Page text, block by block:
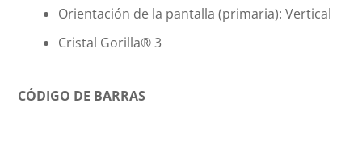
Orientación de la pantalla (primaria): Vertical
Cristal Gorilla® 3
CÓDIGO DE BARRAS